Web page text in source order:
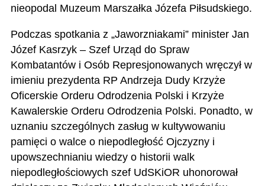
nieopodal Muzeum Marszałka Józefa Piłsudskiego.
Podczas spotkania z „Jaworzniakami” minister Jan
Józef Kasrzyk – Szef Urząd do Spraw
Kombatantów i Osób Represjonowanych wręczył w
imieniu prezydenta RP Andrzeja Dudy Krzyże
Oficerskie Orderu Odrodzenia Polski i Krzyże
Kawalerskie Orderu Odrodzenia Polski. Ponadto, w
uznaniu szczególnych zasług w kultywowaniu
pamięci o walce o niepodległość Ojczyzny i
upowszechnianiu wiedzy o historii walk
niepodległościowych szef UdSKiOR uhonorował